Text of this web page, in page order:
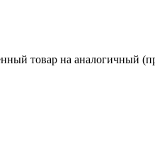
товар на аналогичный